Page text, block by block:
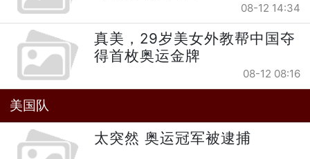
08-12 14:34
真美，29岁美女外教帮中国夺
得首枚奥运金牌
08-12 08:16
美国队
太突然 奥运冠军被逮捕